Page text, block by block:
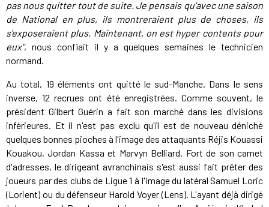
pas nous quitter tout de suite. Je pensais qu'avec une saison
de National en plus, ils montreraient plus de choses, ils
s'exposeraient plus. Maintenant, on est hyper contents pour
eux", nous confiait il y a quelques semaines le technicien
normand.
Au total, 19 éléments ont quitté le sud-Manche. Dans le sens
inverse, 12 recrues ont été enregistrées. Comme souvent, le
président Gilbert Guérin a fait son marché dans les divisions
inférieures. Et il n'est pas exclu qu'il est de nouveau déniché
quelques bonnes pioches à l'image des attaquants Réjis Kouassi
Kouakou, Jordan Kassa et Marvyn Belliard. Fort de son carnet
d'adresses, le dirigeant avranchinais s'est aussi fait prêter des
joueurs par des clubs de Ligue 1 à l'image du latéral Samuel Loric
(Lorient) ou du défenseur Harold Voyer (Lens). L'ayant déjà dirigé